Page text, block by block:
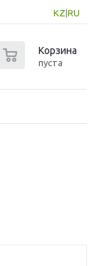
KZ RU
Корзина
пуста